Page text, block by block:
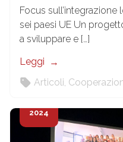
Focus sull’integrazione
sei paesi UE Un
a sviluppare e […]
Leggi
Articoli
16
2024